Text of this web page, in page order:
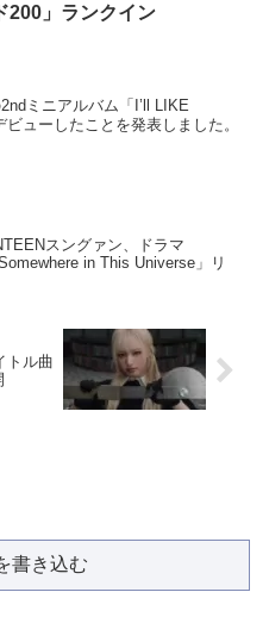
200」ランクイン
ミニアルバム「I’ll LIKE
ューしたことを発表しました。
スングァン、ドラマ
in This Universe」リ
トル曲
書き込む